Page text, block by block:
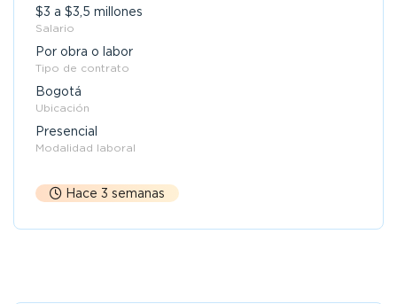
$3 a $3,5 millones
Salario
Por obra o labor
Tipo de contrato
Bogotá
Ubicación
Presencial
Modalidad laboral
Hace 3 semanas